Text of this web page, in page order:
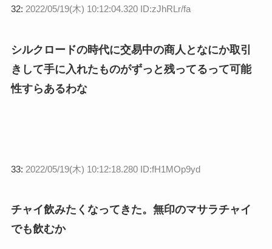
32: 2022/05/19(木) 10:12:04.320 ID:zJhRLr/fa
シルクロードの時代に交易中の商人となにか取引
きして手に入れたものがずっと残ってるって可能
性すらあるわな
33: 2022/05/19(木) 10:12:18.280 ID:fH1MOp9yd
チャイ飲みたくなってきた。無印のマサラチャイ
でも飲むか